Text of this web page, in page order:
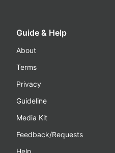
Guide & Help
About
Terms
Privacy
Guideline
Media Kit
Feedback/Requests
Help